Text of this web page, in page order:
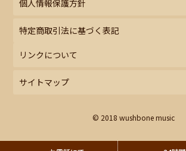
個人情報保護方針
特定商取引法に基づく表記
リンクについて
サイトマップ
© 2018 wushbone music